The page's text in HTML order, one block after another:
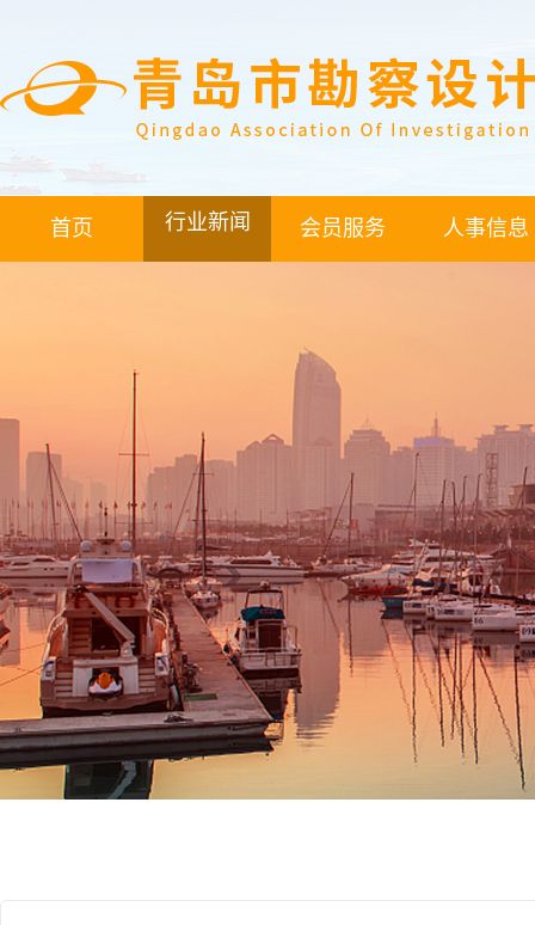
首页 行业新闻 会员服务 人事信息